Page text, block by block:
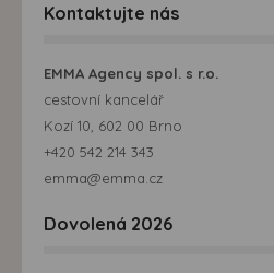
Kontaktujte nás
EMMA Agency spol. s r.o.
cestovní kancelář
Kozí 10, 602 00 Brno
+420 542 214 343
emma@emma.cz
Dovolená 2026